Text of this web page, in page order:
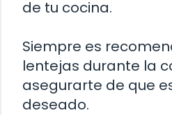
de tu cocina.
Siempre es
lentejas durante la
asegurarte de que
deseado.